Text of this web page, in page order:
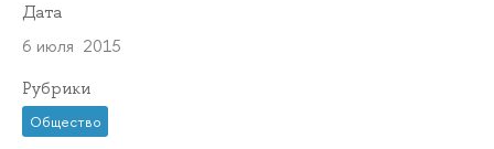
Дата
6 июля 2015
Рубрики
Общество